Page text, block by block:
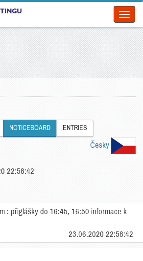
NOTICEBOARD ENTRIES
Česky
22:58:42
: přiglášky do 16:45, 16:50 informace k
23.06.2020 22:58:42